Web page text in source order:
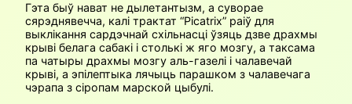
Гэта быў нават не дылетантызм, а суворае
сярэднявечча, калі трактат “Picatrix” раіў для
выклікання сардэчнай схільнасці ўзяць дзве драхмы
крыві белага сабакі і столькі ж яго мозгу, а таксама
па чатыры драхмы мозгу аль-газелі і чалавечай
крыві, а эпілептыка лячыць парашком з чалавечага
чэрапа з сіропам марской цыбулі.